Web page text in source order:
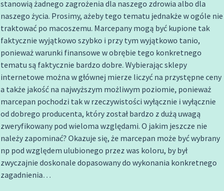
stanowią żadnego zagrożenia dla naszego zdrowia albo dla
naszego życia. Prosimy, ażeby tego tematu jednakże w ogóle nie
traktować po macoszemu. Marcepany mogą być kupione tak
faktycznie wyjątkowo szybko i przy tym wyjątkowo tanio,
ponieważ warunki finansowe w obrębie tego konkretnego
tematu są faktycznie bardzo dobre. Wybierając sklepy
internetowe można w głównej mierze liczyć na przystępne ceny
a także jakość na najwyższym możliwym poziomie, ponieważ
marcepan pochodzi tak w rzeczywistości wyłącznie i wyłącznie
od dobrego producenta, który został bardzo z dużą uwagą
zweryfikowany pod wieloma względami. O jakim jeszcze nie
należy zapominać? Okazuje się, że marcepan może być wybrany
np pod względem ulubionego przez was koloru, by był
zwyczajnie doskonale dopasowany do wykonania konkretnego
zagadnienia…